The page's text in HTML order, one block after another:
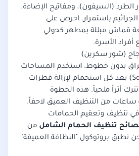
الطرد (السيفون)، ومفاتيح الإضاءة.
باستمرار. احرص على
قماش مبللة بمطهر كحولي
الأسرة.
بدون خطوط، استخدم المساحات
المطاطية (Squeegee) بعد كل استحمام لإزالة قطرات
أثراً ملحياً. هذه الخطوة
ساعات من التنظيف العميق لاحقاً.
تنظيف وتعقيم الحمامات
تنظيف الحمام الشامل من
نطبق بروتوكول "النظافة العميقة"